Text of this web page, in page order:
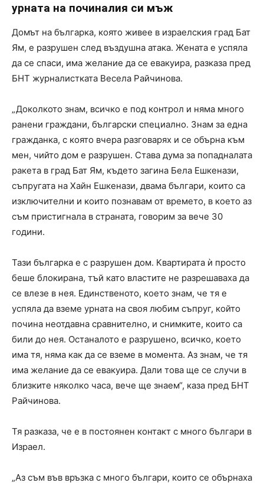
урната на починалия си мъж
Домът на българка, която живее в израелския град Бат
Ям, е разрушен след въздушна атака. Жената е успяла
да се спаси, има желание да се евакуира, разказа пред
БНТ журналистката Весела Райчинова.
„Доколкото знам, всичко е под контрол и няма много
ранени граждани, български специално. Знам за една
гражданка, с която вчера разговарях и се обърна към
мен, чийто дом е разрушен. Става дума за попадналата
ракета в град Бат Ям, където загина Бела Ешкенази,
съпругата на Хайн Ешкенази, двама българи, които са
изключителни и които познавам от времето, в което аз
съм пристигнала в страната, говорим за вече 30
години.
Тази българка е с разрушен дом. Квартирата ѝ просто
беше блокирана, тъй като властите не разрешаваха да
се влезе в нея. Единственото, което знам, че тя е
успяла да вземе урната на своя любим съпруг, който
почина неотдавна сравнително, и снимките, които са
били до нея. Останалото е разрушено, всичко, което
има тя, няма как да се вземе в момента. Аз знам, че тя
има желание да се евакуира. Дали това ще се случи в
близките няколко часа, вече ще знаем“, каза пред БНТ
Райчинова.
Тя разказа, че е в постоянен контакт с много българи в
Израел.
„Аз съм във връзка с много българи, които се обърнаха